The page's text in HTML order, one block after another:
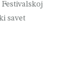
savet